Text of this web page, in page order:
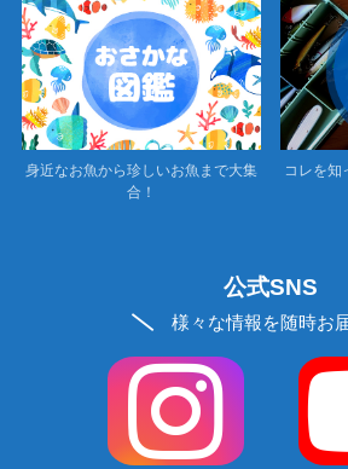
身近なお魚から珍しいお魚まで大集
合！
コレを知
公式SNS
様々な情報を随時お